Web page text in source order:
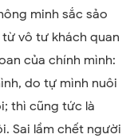
minh sắc sảo
vô tư khách quan
của chính mình:
do tự mình nuôi
thì cũng tức là
Sai lầm chết người